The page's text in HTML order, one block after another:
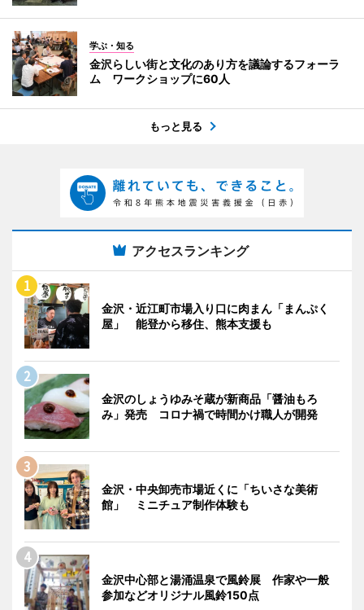
学ぶ・知る
金沢らしい街と文化のあり方を議論するフォーラ
ム ワークショップに60人
もっと見る
アクセスランキング
金沢・近江町市場入り口に肉まん「まんぷく
屋」 能登から移住、熊本支援も
金沢のしょうゆみそ蔵が新商品「醤油もろ
み」発売 コロナ禍で時間かけ職人が開発
金沢・中央卸売市場近くに「ちいさな美術
館」 ミニチュア制作体験も
金沢中心部と湯涌温泉で風鈴展 作家や一般
参加などオリジナル風鈴150点